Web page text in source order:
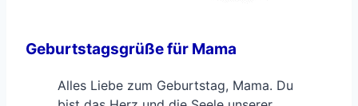
Geburtstagsgrüße für Mama
Alles Liebe zum Geburtstag, Mama. Du